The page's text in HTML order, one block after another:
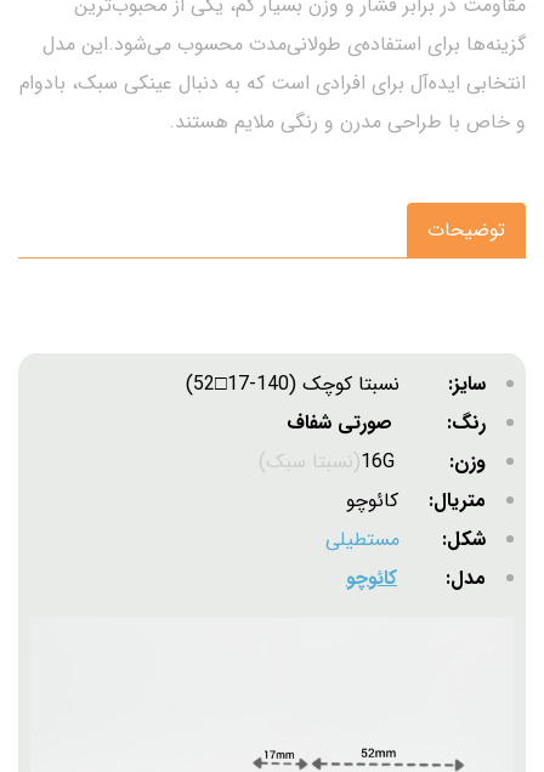
گزینه‌ها برای استفاده‌ی طولانی‌مدت محسوب می‌شود.این مدل
انتخابی ایده‌آل برای افرادی است که به دنبال عینکی سبک، بادوام
و خاص با طراحی مدرن و رنگی ملایم هستند.
توضیحات
سایز: نسبتا کوچک (140-17□52)
رنگ: صورتی شفاف
وزن:
(نسبتا سبک)
متریال:
کائوچو
شکل: مستطیلی
مدل: کائوچو